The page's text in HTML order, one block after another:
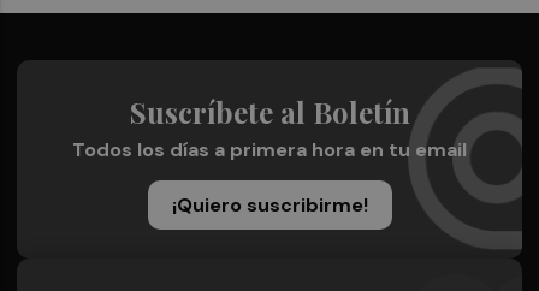
Suscríbete al Boletín
Todos los días a primera hora en tu email
¡Quiero suscribirme!